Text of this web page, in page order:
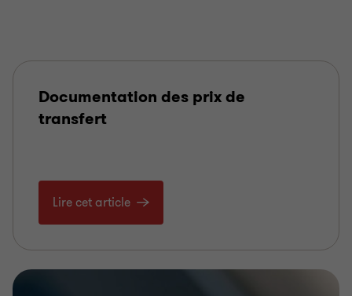
Documentation des prix de
transfert
Lire cet article